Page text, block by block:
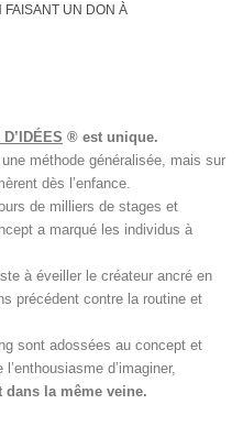
FAISANT UN DON À
® est unique.
méthode généralisée, mais sur
dès l’enfance.
de milliers de stages et
a marqué les individus à
à éveiller le créateur ancré en
précédent contre la routine et
sont adossées au concept et
d’imaginer,
dans la même veine.